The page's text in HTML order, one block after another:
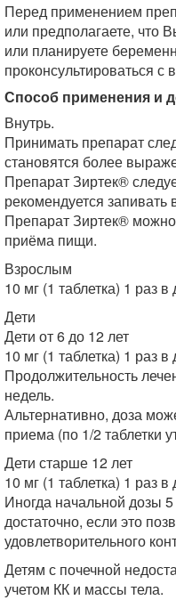
Перед применением
или предполагаете, что
или планируете
проконсультироваться с
Способ применения и
Внутрь.
Принимать препарат
становятся более
Препарат Зиртек®
рекомендуется запивать
Препарат Зиртек®
приёма пищи.
Взрослым
10 мг (1 таблетка) 1 раз в
Дети
Дети от 6 до 12 лет
10 мг (1 таблетка) 1 раз в
Продолжительность
недель.
Альтернативно, доза
приема (по 1/2 таблетки
Дети старше 12 лет
10 мг (1 таблетка) 1 раз в
Иногда начальной дозы
достаточно, если это
удовлетворительного
Детям с почечной
учетом КК и массы тела.